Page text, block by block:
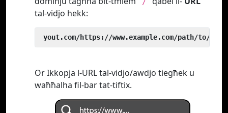
tal-vidjo hekk:
yout.com/https://www.example.com/path/to/
Or Ikkopja l-URL tal-vidjo/awdjo tiegħek u
waħħalha fil-bar tat-tiftix.